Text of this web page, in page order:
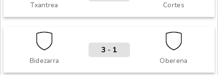
Txantrea Cortes
Bidezarra Oberena
3 - 1